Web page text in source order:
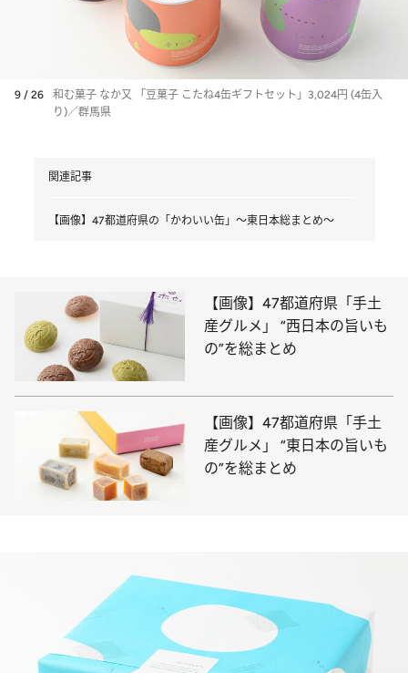
9 / 26
和む菓子 なか又 「豆菓子 こたね4缶ギフトセット」3,024円 (4缶入
り)／群馬県
関連記事
【画像】47都道府県の「かわいい缶」～東日本総まとめ～
【画像】47都道府県「手土
産グルメ」 “西日本の旨いも
の”を総まとめ
【画像】47都道府県「手土
産グルメ」 “東日本の旨いも
の”を総まとめ